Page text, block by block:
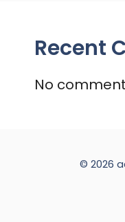
Recent
No
© 2026